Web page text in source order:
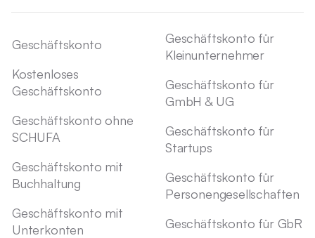
Geschäftskonto
Kostenloses
Geschäftskonto
Geschäftskonto ohne
SCHUFA
Geschäftskonto mit
Buchhaltung
Geschäftskonto mit
Unterkonten
Geschäftskonto für
Kleinunternehmer
Geschäftskonto für
GmbH & UG
Geschäftskonto für
Startups
Geschäftskonto für
Personengesellschaften
Geschäftskonto für GbR